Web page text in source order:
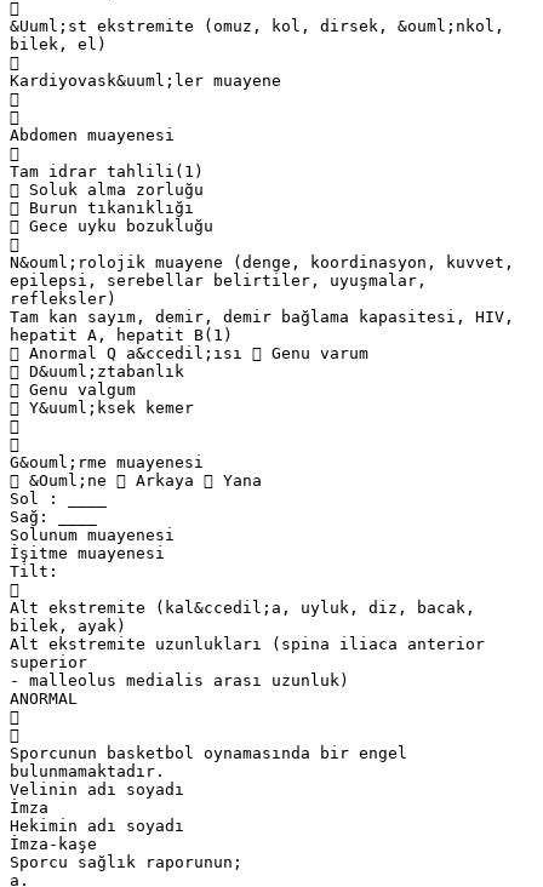

&Uuml;st ekstremite (omuz, kol, dirsek, &ouml;nkol,
bilek, el)

Kardiyovask&uuml;ler muayene


Abdomen muayenesi

Tam idrar tahlili(1)
 Soluk alma zorluğu
 Burun tıkanıklığı
 Gece uyku bozukluğu

N&ouml;rolojik muayene (denge, koordinasyon, kuvvet,
epilepsi, serebellar belirtiler, uyuşmalar,
refleksler)
Tam kan sayım, demir, demir bağlama kapasitesi, HIV,
hepatit A, hepatit B(1)
 Anormal Q a&ccedil;ısı  Genu varum
 D&uuml;ztabanlık
 Genu valgum
 Y&uuml;ksek kemer


G&ouml;rme muayenesi
 &Ouml;ne  Arkaya  Yana
Sol : ____
Sağ: ____
Solunum muayenesi
İşitme muayenesi
Tilt:

Alt ekstremite (kal&ccedil;a, uyluk, diz, bacak,
bilek, ayak)
Alt ekstremite uzunlukları (spina iliaca anterior
superior
- malleolus medialis arası uzunluk)
ANORMAL


Sporcunun basketbol oynamasında bir engel
bulunmamaktadır.
Velinin adı soyadı
İmza
Hekimin adı soyadı
İmza-kaşe
Sporcu sağlık raporunun;
a.